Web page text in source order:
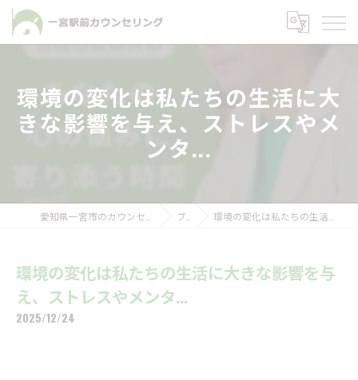
環境の変化は私たちの生活に大
きな影響を与え、ストレスやメ
ンタ...
ブログ 環境の変化は私たちの生活に大きな影響を与え、ストレスやメンタ...
環境の変化は私たちの生活に大きな影響を与
え、ストレスやメンタ...
2025/12/24